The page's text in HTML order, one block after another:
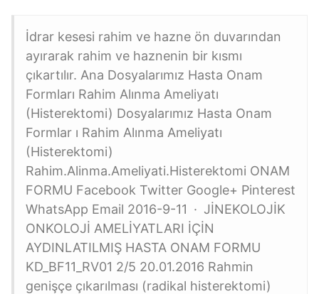
İdrar kesesi rahim ve hazne ön duvarından
ayırarak rahim ve haznenin bir kısmı
çıkartılır. Ana Dosyalarımız Hasta Onam
Formları Rahim Alınma Ameliyatı
(Histerektomi) Dosyalarımız Hasta Onam
Formlar ı Rahim Alınma Ameliyatı
(Histerektomi)
Rahim.Alinma.Ameliyati.Histerektomi ONAM
FORMU Facebook Twitter Google+ Pinterest
WhatsApp Email 2016-9-11 · JİNEKOLOJİK
ONKOLOJİ AMELİYATLARI İÇİN
AYDINLATILMIŞ HASTA ONAM FORMU
KD_BF11_RV01 2/5 20.01.2016 Rahmin
genişçe çıkarılması (radikal histerektomi)